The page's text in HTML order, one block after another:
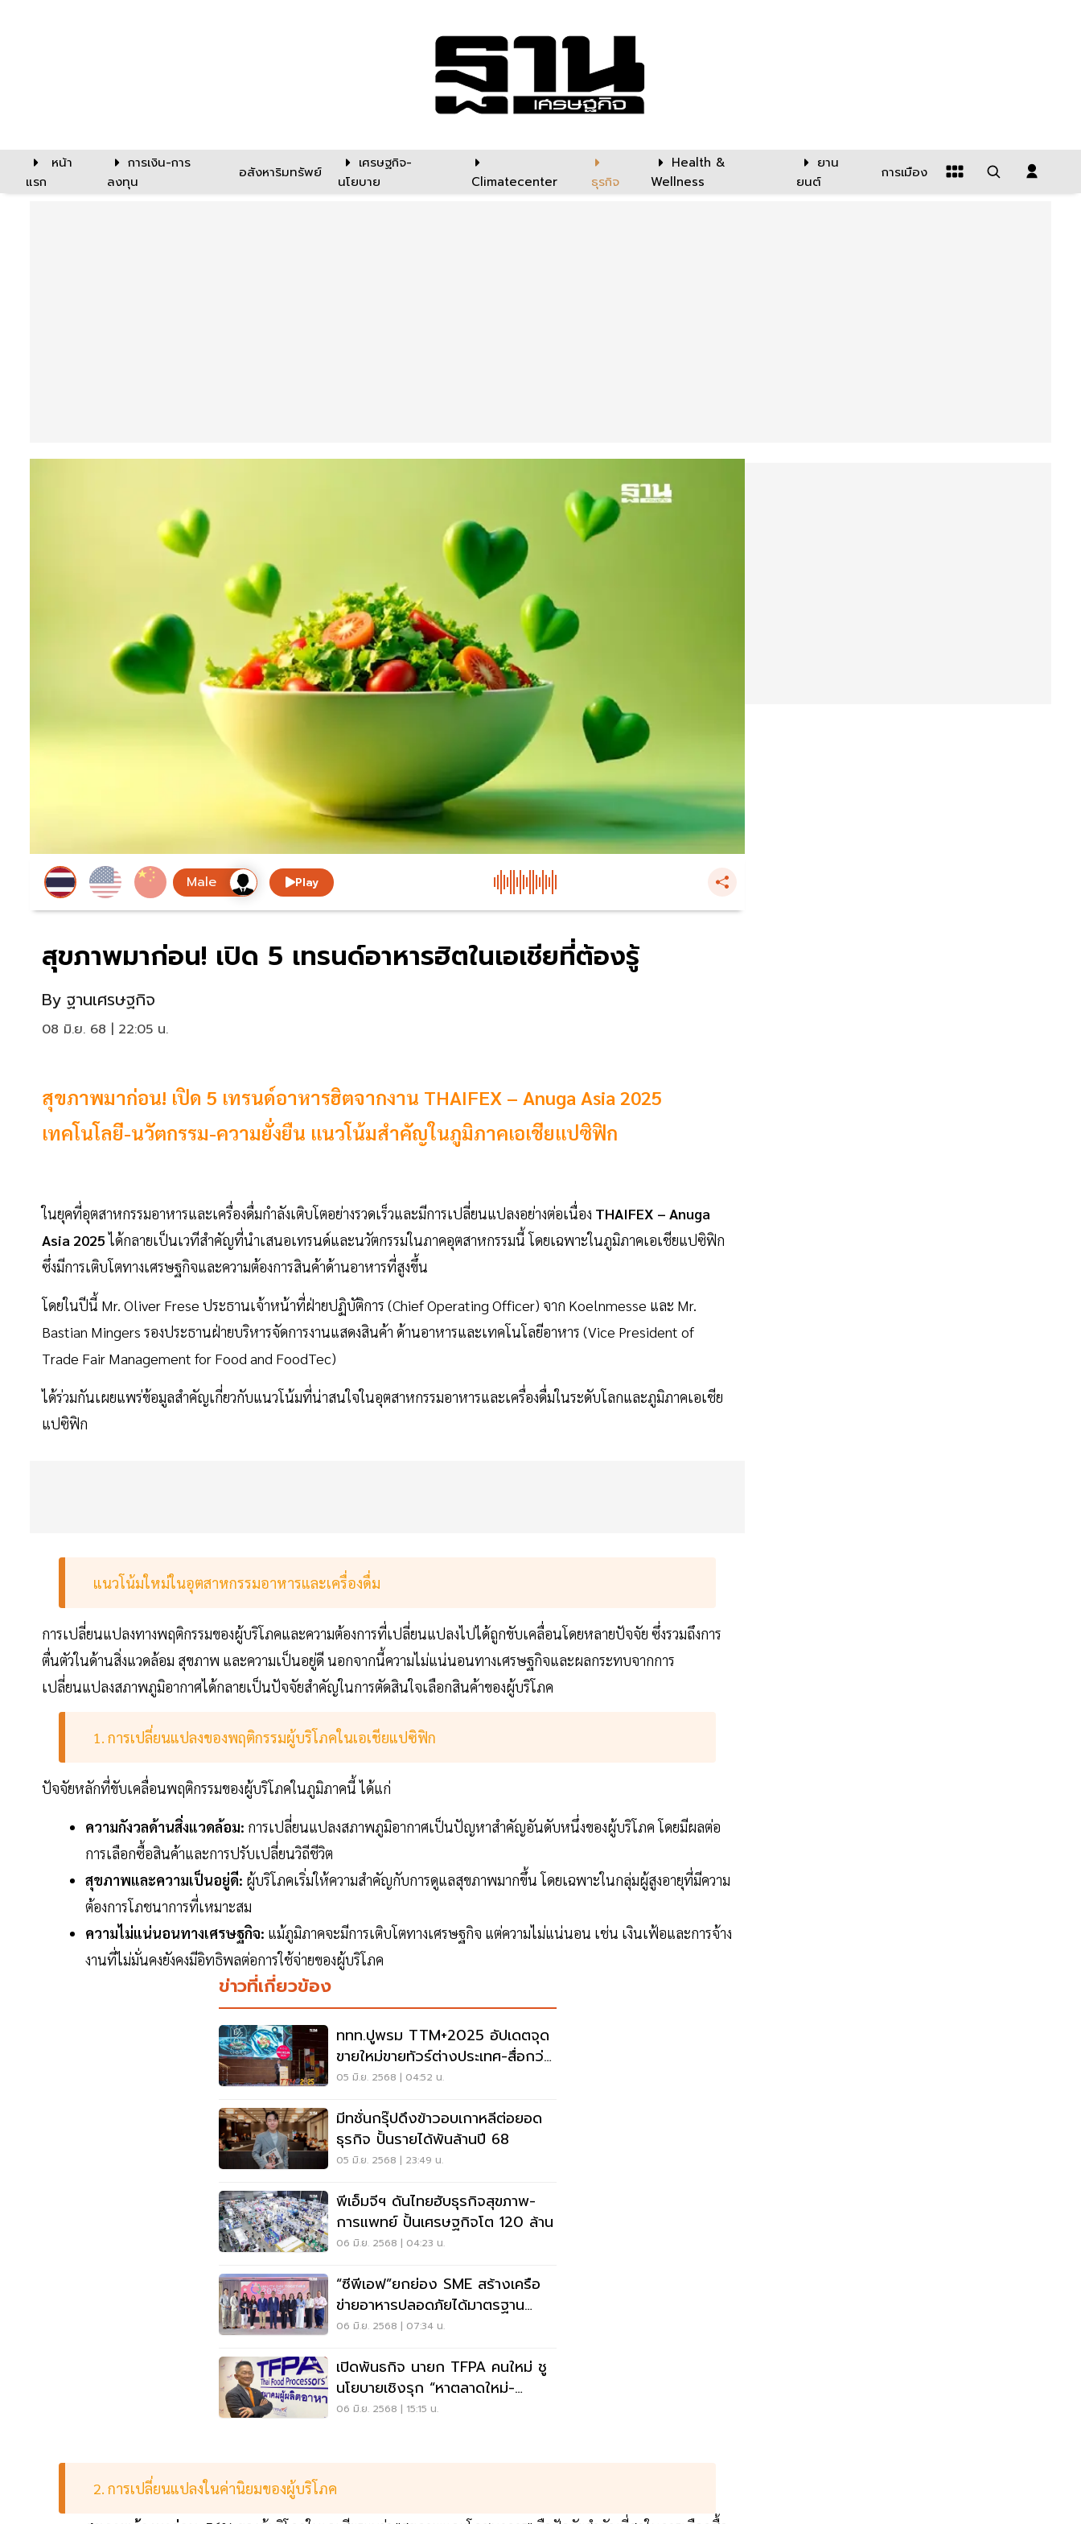
หน้า
แรก
การเงิน-การ
ลงทุน
อสังหาริมทรัพย์
เศรษฐกิจ-
นโยบาย
Climatecenter ธุรกิจ
Health &
Wellness
ยาน
ยนต์
การเมือง
Play
สุขภาพมาก่อน! เปิด 5 เทรนด์อาหารฮิตในเอเชียที่ต้องรู้
By ฐานเศรษฐกิจ
08 มิ.ย. 68 | 22:05 น.
สุขภาพมาก่อน! เปิด 5 เทรนด์อาหารฮิตจากงาน THAIFEX – Anuga Asia 2025
เทคโนโลยี-นวัตกรรม-ความยั่งยืน แนวโน้มสำคัญในภูมิภาคเอเชียแปซิฟิก
ในยุคที่อุตสาหกรรมอาหารและเครื่องดื่มกำลังเติบโตอย่างรวดเร็วและมีการเปลี่ยนแปลงอย่างต่อเนื่อง THAIFEX – Anuga
Asia 2025ได้กลายเป็นเวทีสำคัญที่นำเสนอเทรนด์และนวัตกรรมในภาคอุตสาหกรรมนี้ โดยเฉพาะในภูมิภาคเอเชียแปซิฟิก
ซึ่งมีการเติบโตทางเศรษฐกิจและความต้องการสินค้าด้านอาหารที่สูงขึ้น
โดยในปีนี้ Mr. Oliver Frese ประธานเจ้าหน้าที่ฝ่ายปฏิบัติการ (Chief Operating Officer) จาก Koelnmesse และ Mr.
Bastian Mingers รองประธานฝ่ายบริหารจัดการงานแสดงสินค้า ด้านอาหารและเทคโนโลยีอาหาร (Vice President of
Trade Fair Management for Food and FoodTec)
ได้ร่วมกันเผยแพร่ข้อมูลสำคัญเกี่ยวกับแนวโน้มที่น่าสนใจในอุตสาหกรรมอาหารและเครื่องดื่มในระดับโลกและภูมิภาคเอเชีย
แปซิฟิก
แนวโน้มใหม่ในอุตสาหกรรมอาหารและเครื่องดื่ม
การเปลี่ยนแปลงทางพฤติกรรมของผู้บริโภคและความต้องการที่เปลี่ยนแปลงไปได้ถูกขับเคลื่อนโดยหลายปัจจัย ซึ่งรวมถึงการ
ตื่นตัวในด้านสิ่งแวดล้อม สุขภาพ และความเป็นอยู่ดี นอกจากนี้ความไม่แน่นอนทางเศรษฐกิจและผลกระทบจากการ
เปลี่ยนแปลงสภาพภูมิอากาศได้กลายเป็นปัจจัยสำคัญในการตัดสินใจเลือกสินค้าของผู้บริโภค
1. การเปลี่ยนแปลงของพฤติกรรมผู้บริโภคในเอเชียแปซิฟิก
ปัจจัยหลักที่ขับเคลื่อนพฤติกรรมของผู้บริโภคในภูมิภาคนี้ ได้แก่
ความกังวลด้านสิ่งแวดล้อม: การเปลี่ยนแปลงสภาพภูมิอากาศเป็นปัญหาสำคัญอันดับหนึ่งของผู้บริโภค โดยมีผลต่อ
การเลือกซื้อสินค้าและการปรับเปลี่ยนวิถีชีวิต
สุขภาพและความเป็นอยู่ดี: ผู้บริโภคเริ่มให้ความสำคัญกับการดูแลสุขภาพมากขึ้น โดยเฉพาะในกลุ่มผู้สูงอายุที่มีความ
ต้องการโภชนาการที่เหมาะสม
ความไม่แน่นอนทางเศรษฐกิจ: แม้ภูมิภาคจะมีการเติบโตทางเศรษฐกิจ แต่ความไม่แน่นอน เช่น เงินเฟ้อและการจ้าง
งานที่ไม่มั่นคงยังคงมีอิทธิพลต่อการใช้จ่ายของผู้บริโภค
ข่าวที่เกี่ยวข้อง
ททท.ปูพรม TTM+2025 อัปเดตจุด
ขายใหม่ขายทัวร์ต่างประเทศ-สื่อกว่า
500 คนทั่วโลก
05 มิ.ย. 2568 | 04:52 น.
มีทชั่นกรุ๊ปดึงข้าวอบเกาหลีต่อยอด
ธุรกิจ ปั้นรายได้พันล้านปี 68
05 มิ.ย. 2568 | 23:49 น.
พีเอ็มจีฯ ดันไทยฮับธุรกิจสุขภาพ-
การแพทย์ ปั้นเศรษฐกิจโต 120 ล้าน
06 มิ.ย. 2568 | 04:23 น.
“ซีพีเอฟ”ยกย่อง SME สร้างเครือ
ข่ายอาหารปลอดภัยได้มาตรฐาน
สากล
06 มิ.ย. 2568 | 07:34 น.
เปิดพันธกิจ นายก TFPA คนใหม่ ชู
นโยบายเชิงรุก “หาตลาดใหม่-
พัฒนาสินค้าส่งออก”
06 มิ.ย. 2568 | 15:15 น.
2. การเปลี่ยนแปลงในค่านิยมของผู้บริโภค